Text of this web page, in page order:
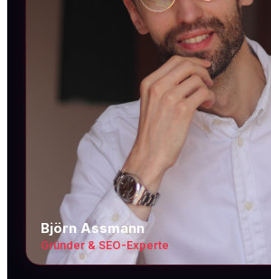
Björn Assmann
Gründer & SEO-Experte